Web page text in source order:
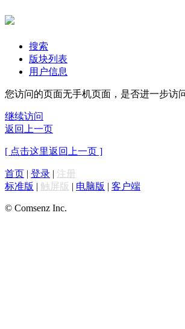
搜索
版块列表
用户信息
您访问的页面无手机页面，是否进一步访
继续访问
返回上一页
[ 点击这里返回上一页 ]
首页 | 登录 | 注册
标准版 | 触屏版 | 电脑版 | 客户端
© Comsenz Inc.